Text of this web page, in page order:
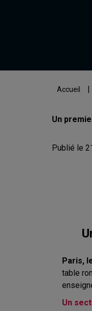
Accueil |
Un
Publié le
Paris,
table
Un